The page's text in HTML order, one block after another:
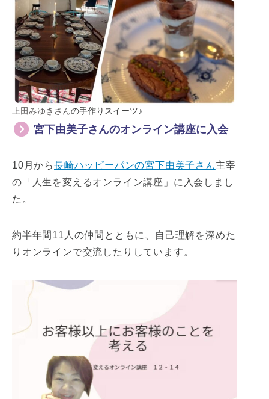
上田みゆきさんの手作りスイーツ♪
宮下由美子さんのオンライン講座に入会
10月から長崎ハッピーパンの宮下由美子さん主宰
の「人生を変えるオンライン講座」に入会しまし
た。
約半年間11人の仲間とともに、自己理解を深めた
りオンラインで交流したりしています。